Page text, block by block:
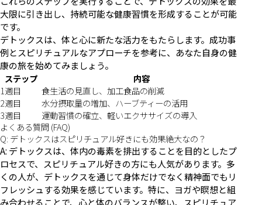
大限に引き出し、持続可能な健康習慣を形成することが可能
です。
デトックスは、体と心に新たな活力をもたらします。成功事
例とスピリチュアルなアプローチを参考に、あなた自身の健
康の旅を始めてみましょう。
ステップ
内容
1週目
食生活の見直し、加工食品の削減
2週目
水分摂取量の増加、ハーブティーの活用
3週目
運動習慣の確立、軽いエクササイズの導入
よくある質問 (FAQ)
Q: デトックスはスピリチュアル好きにも効果絶大なの？
A: デトックスは、体内の毒素を排出することを目的としたプ
ロセスで、スピリチュアル好きの方にも人気があります。多
くの人が、デトックスを通じて身体だけでなく精神面でもリ
フレッシュする効果を感じています。特に、ヨガや瞑想と組
み合わせることで、心と体のバランスが整い、スピリチュア